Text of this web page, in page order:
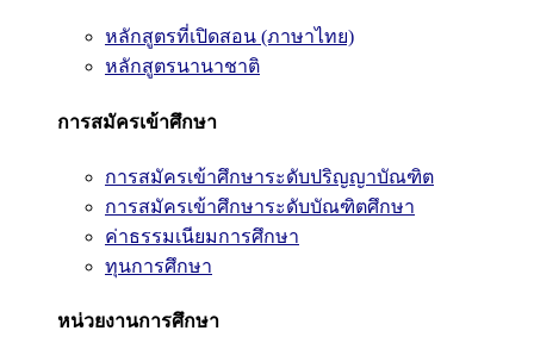
หลักสูตรที่เปิดสอน (ภาษาไทย)
หลักสูตรนานาชาติ
การสมัครเข้าศึกษา
การสมัครเข้าศึกษาระดับปริญญาบัณฑิต
การสมัครเข้าศึกษาระดับบัณฑิตศึกษา
ค่าธรรมเนียมการศึกษา
ทุนการศึกษา
หน่วยงานการศึกษา